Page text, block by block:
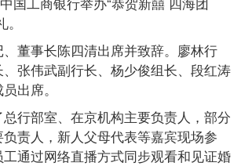
董事长陈四清出席并致辞。廖林行
张伟武副行长、杨少俊组长、段红涛
出席。
行部室、在京机构主要负责人，部分
责人，新人父母代表等嘉宾现场参
通过网络直播方式同步观看和见证婚